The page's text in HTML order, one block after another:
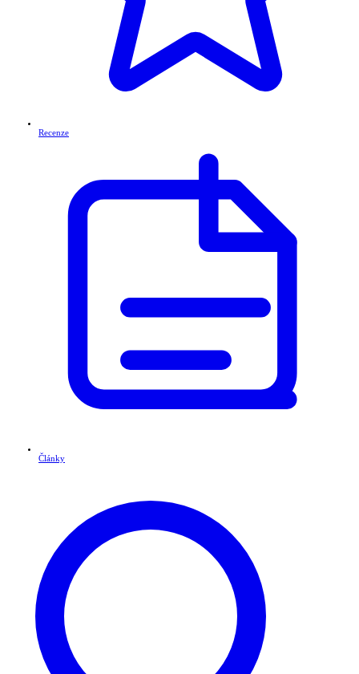
Recenze
Články